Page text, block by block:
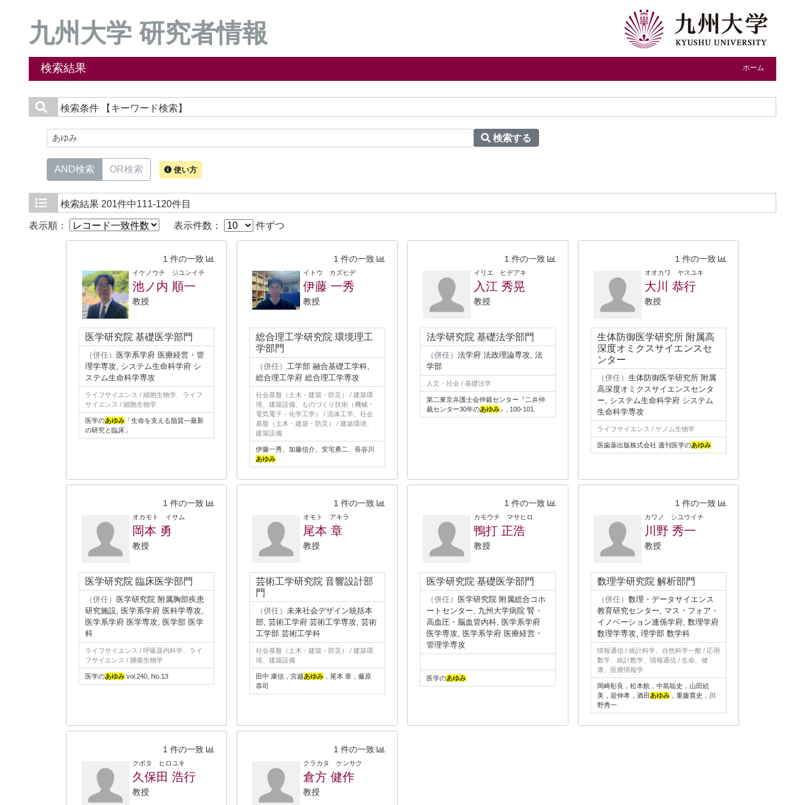
九州大学 研究者情報
検索結果 ホーム
検索条件 【キーワード検索】
検索する
AND検索 OR検索 使い方
検索結果 201件中111-120件目
表示順： 表示件数： 件ずつ
1 件の一致
イケノウチ ジユンイチ
池ノ内 順一
教授
医学研究院 基礎医学部門
（併任） 医学系学府 医療経営・管
理学専攻, システム生命科学府 シ
ステム生命科学専攻
ライフサイエンス / 細胞生物学、ライフ
サイエンス / 細胞生物学
医学のあゆみ 「生命を支える脂質―最新
の研究と臨床」
1 件の一致
イトウ カズヒデ
伊藤 一秀
教授
総合理工学研究院 環境理工
学部門
（併任） 工学部 融合基礎工学科,
総合理工学府 総合理工学専攻
社会基盤（土木・建築・防災） / 建築環
境、建築設備、ものづくり技術（機械・
電気電子・化学工学） / 流体工学、社会
基盤（土木・建築・防災） / 建築環境、
建築設備
伊藤一秀、加藤信介、安宅勇二、長谷川
あゆみ
1 件の一致
イリエ ヒデアキ
入江 秀晃
教授
法学研究院 基礎法学部門
（併任） 法学府 法政理論専攻, 法
学部
人文・社会 / 基礎法学
第二東京弁護士会仲裁センター『二弁仲
裁センター30年のあゆみ 』, 100-101.
1 件の一致
オオカワ ヤスユキ
大川 恭行
教授
生体防御医学研究所 附属高
深度オミクスサイエンスセ
ンター
（併任） 生体防御医学研究所 附属
高深度オミクスサイエンスセンタ
ー, システム生命科学府 システム
生命科学専攻
ライフサイエンス / ゲノム生物学
医歯薬出版株式会社 週刊医学のあゆみ
1 件の一致
オカモト イサム
岡本 勇
教授
医学研究院 臨床医学部門
（併任） 医学研究院 附属胸部疾患
研究施設, 医学系学府 医科学専攻,
医学系学府 医学専攻, 医学部 医学
科
ライフサイエンス / 呼吸器内科学、ライ
フサイエンス / 腫瘍生物学
医学のあゆみ vol.240, No.13
1 件の一致
オモト アキラ
尾本 章
教授
芸術工学研究院 音響設計部
門
（併任） 未来社会デザイン統括本
部, 芸術工学府 芸術工学専攻, 芸術
工学部 芸術工学科
社会基盤（土木・建築・防災） / 建築環
境、建築設備
田中 康信，宮越あゆみ ，尾本 章，藤原
恭司
1 件の一致
カモウチ マサヒロ
鴨打 正浩
教授
医学研究院 基礎医学部門
（併任） 医学研究院 附属総合コホ
ートセンター, 九州大学病院 腎・
高血圧・脳血管内科, 医学系学府
医学専攻, 医学系学府 医療経営・
管理学専攻
医学のあゆみ
1 件の一致
カワノ シユウイチ
川野 秀一
教授
数理学研究院 解析部門
（併任） 数理・データサイエンス
教育研究センター, マス・フォア・
イノベーション連係学府, 数理学府
数理学専攻, 理学部 数学科
情報通信 / 統計科学、自然科学一般 / 応用
数学、統計数学、情報通信 / 生命、健
康、医療情報学
岡崎彰良，松本航，中島聡史，山田絵
美，迎伸孝，酒田あゆみ ，重藤寛史，川
野秀一
1 件の一致
クボタ ヒロユキ
久保田 浩行
教授
1 件の一致
クラカタ ケンサク
倉方 健作
教授